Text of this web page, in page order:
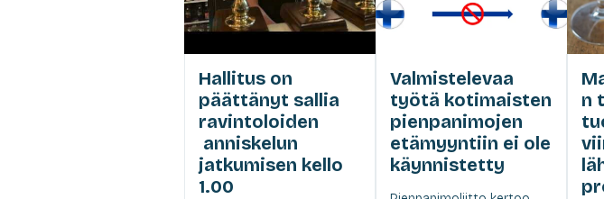
Hallitus on
päättänyt sallia
ravintoloiden
anniskelun
jatkumisen kello
1.00
Valmistelevaa
työtä kotimaisten
pienpanimojen
etämyyntiin ei ole
käynnistetty
n